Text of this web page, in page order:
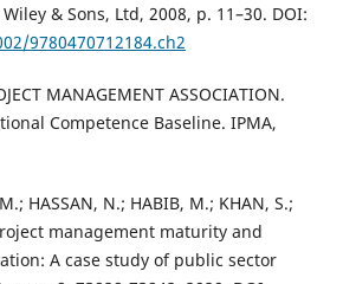
& Sons, Ltd, 2008, p. 11–30. DOI:
9780470712184.ch2
MANAGEMENT ASSOCIATION.
Competence Baseline. IPMA,
HASSAN, N.; HABIB, M.; KHAN, S.;
management maturity and
A case study of public sector